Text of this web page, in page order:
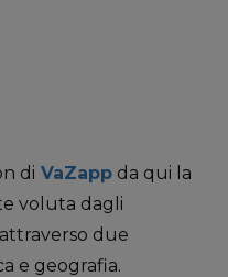
di VaZapp ­da qui la
voluta dagli
due
e geografia.